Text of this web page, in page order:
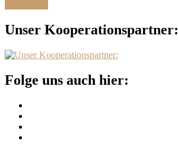
Unser Kooperationspartner:
Folge uns auch hier: